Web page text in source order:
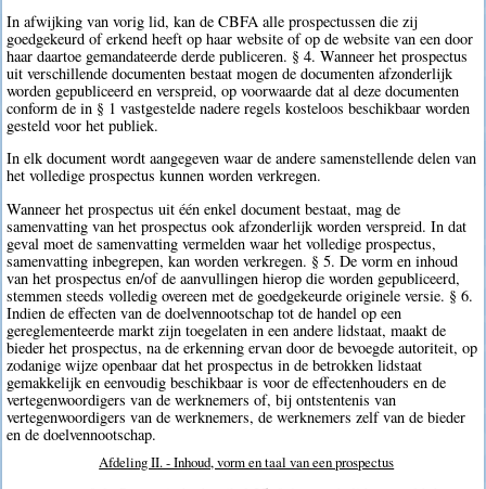
In afwijking van vorig lid, kan de CBFA alle prospectussen die zij
goedgekeurd of erkend heeft op haar website of op de website van een door
haar daartoe gemandateerde derde publiceren. § 4. Wanneer het prospectus
uit verschillende documenten bestaat mogen de documenten afzonderlijk
worden gepubliceerd en verspreid, op voorwaarde dat al deze documenten
conform de in § 1 vastgestelde nadere regels kosteloos beschikbaar worden
gesteld voor het publiek.
In elk document wordt aangegeven waar de andere samenstellende delen van
het volledige prospectus kunnen worden verkregen.
Wanneer het prospectus uit één enkel document bestaat, mag de
samenvatting van het prospectus ook afzonderlijk worden verspreid. In dat
geval moet de samenvatting vermelden waar het volledige prospectus,
samenvatting inbegrepen, kan worden verkregen. § 5. De vorm en inhoud
van het prospectus en/of de aanvullingen hierop die worden gepubliceerd,
stemmen steeds volledig overeen met de goedgekeurde originele versie. § 6.
Indien de effecten van de doelvennootschap tot de handel op een
gereglementeerde markt zijn toegelaten in een andere lidstaat, maakt de
bieder het prospectus, na de erkenning ervan door de bevoegde autoriteit, op
zodanige wijze openbaar dat het prospectus in de betrokken lidstaat
gemakkelijk en eenvoudig beschikbaar is voor de effectenhouders en de
vertegenwoordigers van de werknemers of, bij ontstentenis van
vertegenwoordigers van de werknemers, de werknemers zelf van de bieder
en de doelvennootschap.
Afdeling II. - Inhoud, vorm en taal van een prospectus